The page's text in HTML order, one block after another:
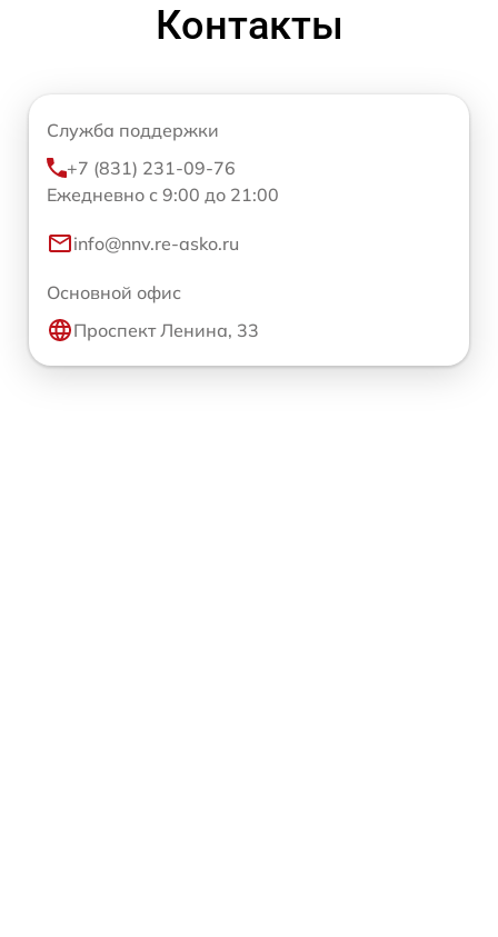
Контакты
Служба поддержки
+7 (831) 231-09-76
Ежедневно с 9:00 до 21:00
info@nnv.re-asko.ru
Основной офис
Проспект Ленина, 33